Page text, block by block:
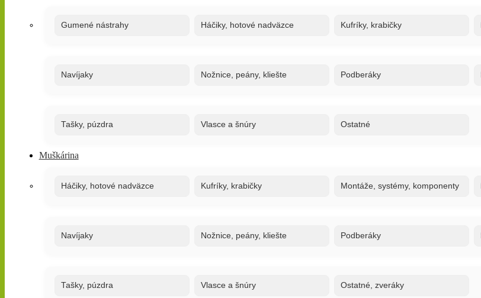
Gumené nástrahy Háčiky, hotové nadväzce Kufríky, krabičky
Navíjaky Nožnice, peány, kliešte Podberáky
Tašky, púzdra Vlasce a šnúry Ostatné
Muškárina
Háčiky, hotové nadväzce Kufríky, krabičky Montáže, systémy, komponenty
Navíjaky Nožnice, peány, kliešte Podberáky
Tašky, púzdra Vlasce a šnúry Ostatné, zveráky